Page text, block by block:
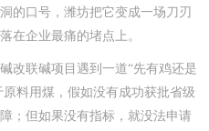
口号，潍坊把它变成一场刀刃
企业最痛的堵点上。
联碱项目遇到一道“先有鸡还是
料用煤，假如没有成功获批省级
；但如果没有指标，就没法申请